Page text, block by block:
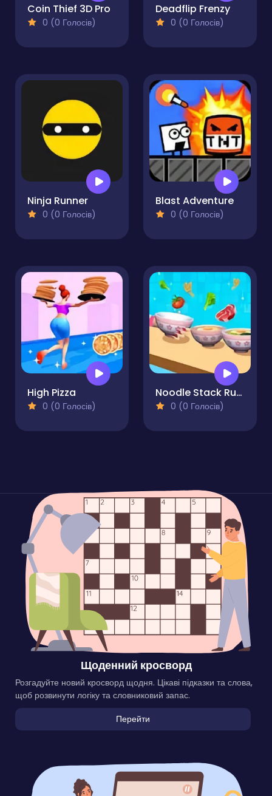
Coin Thief 3D Pro
0 (0 Голосів)
Deadflip Frenzy
0 (0 Голосів)
Ninja Runner
0 (0 Голосів)
Blast Adventure
0 (0 Голосів)
High Pizza
0 (0 Голосів)
Noodle Stack Runner
0 (0 Голосів)
Щоденний кросворд
Розгадуйте новий кросворд щодня. Цікаві підказки та слова,
щоб розвинути логіку та словниковий запас.
Перейти